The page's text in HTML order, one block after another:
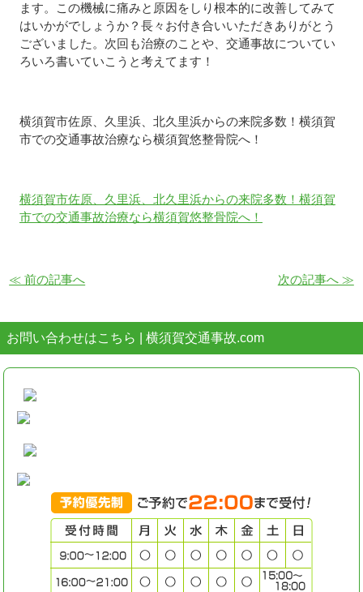
ます。この機械に痛みと原因をしり根本的に改善してみて
はいかがでしょうか？長々お付き合いいただきありがとう
ございました。次回も治療のことや、交通事故についてい
ろいろ書いていこうと考えてます！
横須賀市佐原、久里浜、北久里浜からの来院多数！横須賀
市での交通事故治療なら横須賀悠整骨院へ！
横須賀市佐原、久里浜、北久里浜からの来院多数！横須賀
市での交通事故治療なら横須賀悠整骨院へ！
≪ 前の記事へ 次の記事へ ≫
お問い合わせはこちら | 横須賀交通事故.com